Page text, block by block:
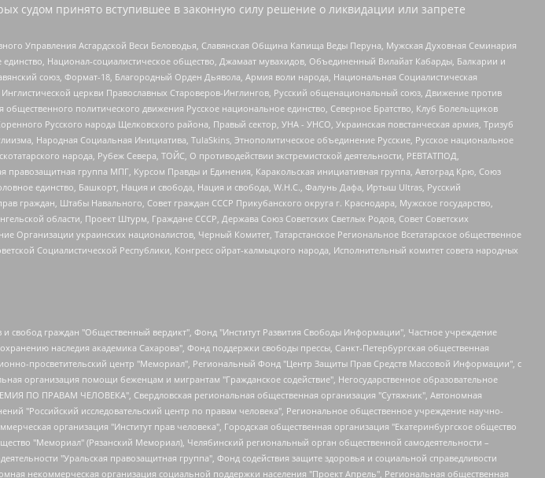
судом принято вступившее в законную силу решение о ликвидации или запрете
Управления Асгардской Веси Беловодья, Славянская Община Капища Веды Перуна, Мужская Духовная Семинария
Национал-социалистическое общество, Джамаат мувахидов, Объединенный Вилайат Кабарды, Балкарии и
союз, Формат-18, Благородный Орден Дьявола, Армия воли народа, Национальная Социалистическая
церкви Православных Староверов-Инглингов, Русский общенациональный союз, Движение против
политического движения Русское национальное единство, Северное Братство, Клуб Болельщиков
Русского народа Щелковского района, Правый сектор, УНА - УНСО, Украинская повстанческая армия, Тризуб
Народная Социальная Инициатива, TulaSkins, Этнополитическое объединение Русские, Русское национальное
народа, Рубеж Севера, ТОЙС, О противодействии экстремистской деятельности, РЕВТАТПОД,
группа МПГ, Курсом Правды и Единения, Каракольская инициативная группа, Автоград Крю, Союз
единство, Башкорт, Нация и свобода, Нация и свобода, W.H.С., Фалунь Дафа, Иртыш Ultras, Русский
Штабы Навального, Совет граждан СССР Прикубанского округа г. Краснодара, Мужское государство,
области, Проект Штурм, Граждане СССР, Держава Союз Советских Светлых Родов, Совет Советских
украинских националистов, Черный Комитет, Татарстанское Региональное Всетатарское общественное
Социалистической Республики, Конгресс ойрат-калмыцкого народа, Исполнительный комитет совета народных
Юрьевна, Карезина Инна Павловна, Кильтау Екатерина Викторовна, Петров Алексей Викторович, Пискунов Сергей Евгеньевич, Смирнов Сергей Сергеевич, Тихонов Михаил Сергеевич, Общество с ограниченной ответственностью "ЖУРНАЛИСТ-ИНОСТРАННЫЙ АГЕНТ", Арапова Галина Юрьевна, Вольтская Татьяна Анатольевна, Американская компания "Mason G.E.S. Anonymous Foundation" (США), являющаяся владельцем интернет-издания https://mnews.world/, Компания "Stichting Bellingcat", зарегистрированная в Нидерландах (дата регистрации 11.07.2018), Захаров Андрей Вячеславович, Клепиковская Екатерина Дмитриевна, Общество с ограниченной ответственностью "МЕМО", Перл Роман Александрович, Симонов Евгений Алексеевич, Соловьева Елена Анатольевна, Сотников Даниил Владимирович, Сурначева Елизавета Дмитриевна, Автономная некоммерческая организация по защите прав человека и информированию населения "Якутия – Наше Мнение", Общество с ограниченной ответственностью "Москоу диджитал медиа", с 26.01.2023 Общество с ограниченной ответственностью "Чайка Белые сады", Ветошкина Валерия Валерьевна, Заговора Максим Александрович, Межрегиональное общественное движение "Российская ЛГБТ - сеть", Оленичев Максим Владимирович, Павлов Иван Юрьевич, Скворцова Елена Сергеевна, Общество с ограниченной ответственностью "Как бы инагент", Кочетков Игорь Викторович, Общество с ограниченной ответственностью "Честные выборы", Еланчик Олег Александрович, Общество с ограниченной ответственностью "Нобелевский призыв", Гималова Регина Эмилевна, Григорьев Андрей Валерьевич, Григорьева Алина Александровна, Ассоциация по содействию защите прав призывников, альтернативнослужащих и военнослужащих "Правозащитная группа "Гражданин.Армия.Право", Хисамова Регина Фаритовна, Автономная некоммерческая организация по реализации социально-правовых программ "Лилит", Дальневосточное общественное движение "Маяк", Санкт-Петербургская ЛГБТ-инициативная группа "Выход", Инициативная группа ЛГБТ+ "Реверс", Алексеев Андрей Викторович, Бекбулатова Таисия Львовна, Беляев Иван Михайлович, Владыкина Елена Сергеевна, Гельман Марат Александрович, Никульшина Вероника Юрьевна, Толоконникова Надежда Андреевна, Шендерович Виктор Анатольевич, Общество с ограниченной ответственностью "Данное сообщение", Общество с ограниченной ответственностью Издательский дом "Новая глава", Айнбиндер Александра Александровна, Московский комьюнити-центр для ЛГБТ+инициатив, Благотворительный фонд развития филантропии, Deutsche Welle (Германия, Kurt-Schumacher-Strasse 3, 53113 Bonn), Борзунова Мария Михайловна, Воробьев Виктор Викторович, Голубева Анна Львовна, Константинова Алла Михайловна, Малкова Ирина Владимировна, Мурадов Мурад Абдулгалимович, Осетинская Елизавета Николаевна, Понасенков Евгений Николаевич, Ганапольский Матвей Юрьевич, Киселев Евгений Алексеевич, Борухович Ирина Григорьевна, Дремин Иван Тимофеевич, Дубровский Дмитрий Викторович, Красноярская региональная общественная организация поддержки и развития альтернативных образовательных технологий и межкультурных коммуникаций "ИНТЕРРА", Маяковская Екатерина Алексеевна, Фейгин Марк Захарович, Филимонов Андрей Викторович, Дзугкоева Регина Николаевна, Доброхотов Роман Александрович, Дудь Юрий Александрович, Елкин Сергей Владимирович, Кругликов Кирилл Игоревич, Сабунаева Мария Леонидовна, Семенов Алексей Владимирович, Шаинян Карен Багратович, Шульман Екатерина Михайловна, Асафьев Артур Валерьевич, Вахштайн Виктор Семенович, Венедиктов Алексей Алексеевич, Лушникова Екатерина Евгеньевна, Волков Леонид Михайлович, Невзоров Александр Глебович, Пархоменко Сергей Борисович, Сироткин Ярослав Николаевич, Кара-Мурза Владимир Владимирович, Баранова Наталья Владимировна, Гозман Леонид Яковлевич, Кагарлицкий Борис Юльевич, Климарев Михаил Валерьевич, Милов Владимир Станиславович, Автономная некоммерческая организация Краснодарский центр современного искусства "Типография", Моргенштерн Алишер Тагирович, Соболь Любовь Эдуардовна, Общество с ограниченной ответственностью "ЛИЗА НОРМ", Каспаров Гарри Кимович, Ходорковский Михаил Борисович, Общество с ограниченной ответственностью "Апрельские тезисы", Данилович Ирина Брониславовна, Кашин Олег Владимирович, Петров Николай Владимирович, Пивоваров Алексей Владимирович, Соколов Михаил Владимирович, Цветкова Юлия Владимировна, Чичваркин Евгений Александрович, Комитет против пыток/Команда против пыток, Общество с ограниченной ответственностью "Первый научный", Общество с ограниченной ответственностью "Вертолет и ко", Белоцерковская Вероника Борисовна, Кац Максим Евгеньевич, Лазарева Татьяна Юрьевна, Шаведдинов Руслан Табризович, Яшин Илья Валерьевич, Общество с ограниченной ответственностью "Иноагент ААВ", Алешковский Дмитрий Петрович, Альбац Евгения Марковна, Быков Дмитрий Львович, Галямина Юлия Евгеньевна, Лойко Сергей Леонидович, Мартынов Кирилл Константинович, Медведев Сергей Александрович, Крашенинников Федор Геннадиевич, Гордеева Катерина Вл